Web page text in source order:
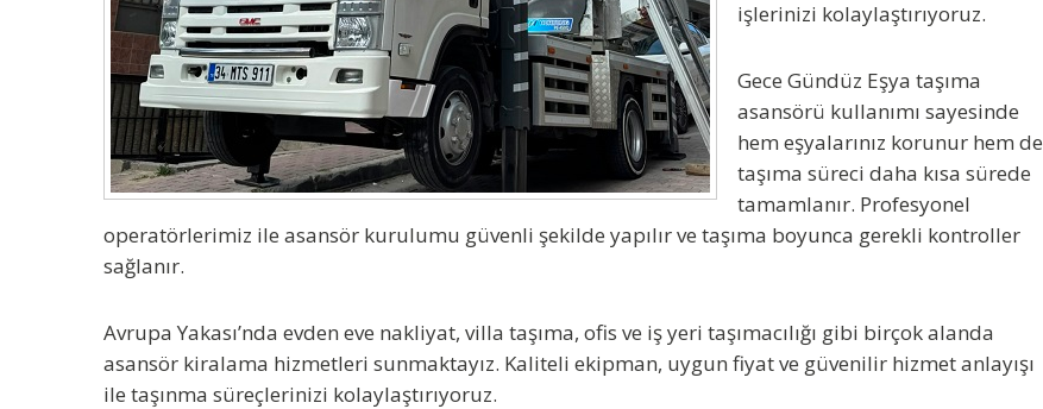
işlerinizi kolaylaştırıyoruz.
Gece Gündüz Eşya taşıma
asansörü kullanımı sayesinde
hem eşyalarınız korunur hem de
taşıma süreci daha kısa sürede
tamamlanır. Profesyonel
operatörlerimiz ile asansör kurulumu güvenli şekilde yapılır ve taşıma boyunca gerekli kontroller
sağlanır.
Avrupa Yakası’nda evden eve nakliyat, villa taşıma, ofis ve iş yeri taşımacılığı gibi birçok alanda
asansör kiralama hizmetleri sunmaktayız. Kaliteli ekipman, uygun fiyat ve güvenilir hizmet anlayışı
ile taşınma süreçlerinizi kolaylaştırıyoruz.